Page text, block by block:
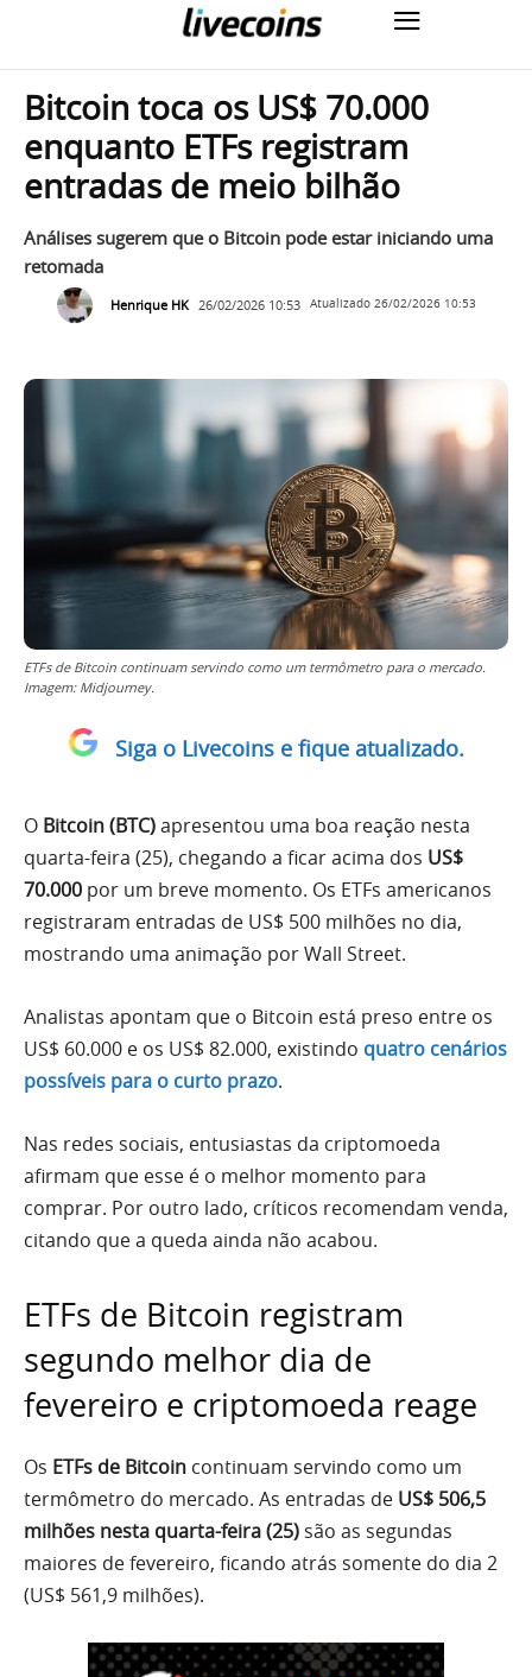
Bitcoin toca os US$ 70.000
enquanto ETFs registram
entradas de meio bilhão
Análises sugerem que o Bitcoin pode estar iniciando uma
retomada
Henrique HK 26/02/2026 10:53 Atualizado 26/02/2026 10:53
ETFs de Bitcoin continuam servindo como um termômetro para o mercado.
Imagem: Midjourney.
Siga o Livecoins e fique atualizado.
O Bitcoin (BTC)apresentou uma boa reação nesta
quarta-feira (25), chegando a ficar acima dos US$
70.000 por um breve momento. Os ETFs americanos
registraram entradas de US$ 500 milhões no dia,
mostrando uma animação por Wall Street.
Analistas apontam que o Bitcoin está preso entre os
US$ 60.000 e os US$ 82.000, existindo quatro cenários
possíveis para o curto prazo.
Nas redes sociais, entusiastas da criptomoeda
afirmam que esse é o melhor momento para
comprar. Por outro lado, críticos recomendam venda,
citando que a queda ainda não acabou.
ETFs de Bitcoin registram
segundo melhor dia de
fevereiro e criptomoeda reage
Os ETFs de Bitcoin continuam servindo como um
termômetro do mercado. As entradas de US$ 506,5
milhões nesta quarta-feira (25) são as segundas
maiores de fevereiro, ficando atrás somente do dia 2
(US$ 561,9 milhões).